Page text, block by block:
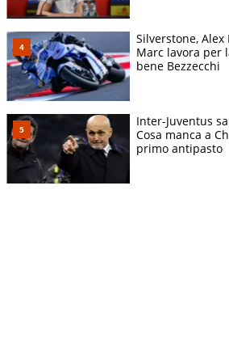
Silverstone,
Marc lavora per
bene Bezzecchi
Inter-Juventus
Cosa manca a
primo antipasto